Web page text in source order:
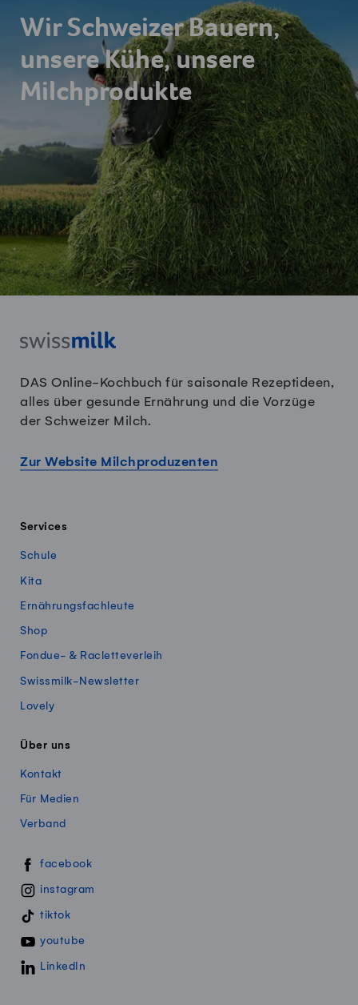
Wir Schweizer Bauern,
unsere Kühe, unsere
Milchprodukte
DAS Online-Kochbuch für saisonale Rezeptideen,
alles über gesunde Ernährung und die Vorzüge
der Schweizer Milch.
Zur Website Milchproduzenten
Services
Schule
Kita
Ernährungsfachleute
Shop
Fondue- & Racletteverleih
Swissmilk-Newsletter
Lovely
Über uns
Kontakt
Für Medien
Verband
Swissmillk auf Social Media
facebook
instagram
tiktok
youtube
LinkedIn